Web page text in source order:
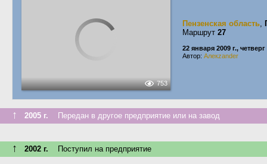
753
Пензенская область,
Маршрут 27
22 января 2009 г., четверг
Автор: Алекzander
↑ 2005 г. Передан в другое предприятие или на завод
↑ 2002 г. Поступил на предприятие